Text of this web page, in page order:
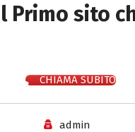
Primo sito
CHIAMA SUBITO
admin